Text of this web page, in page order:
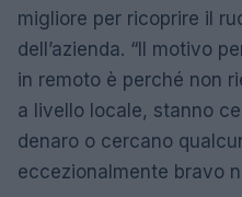
migliore per ricoprire il
dell’azienda. “Il motivo
in remoto è perché non
a livello locale, stanno
denaro o cercano
eccezionalmente bravo